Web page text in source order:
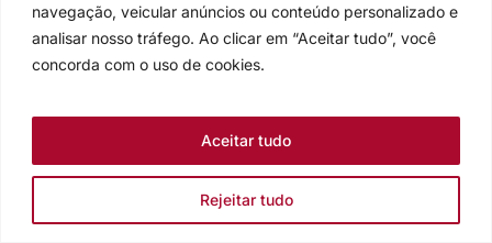
navegação, veicular anúncios ou conteúdo personalizado e
analisar nosso tráfego. Ao clicar em “Aceitar tudo”, você
concorda com o uso de cookies.
Rejeitar tudo
Aceitar tudo